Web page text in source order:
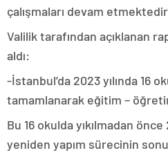
çalışmaları devam
Valilik tarafından açıklanan
aldı:
-İstanbul’da 2023 yılında 16
tamamlanarak eğitim –
Bu 16 okulda yıkılmadan
yeniden yapım sürecinin